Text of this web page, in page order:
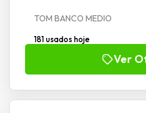
TOM BANCO MEDIO
181 usados hoje
Ver